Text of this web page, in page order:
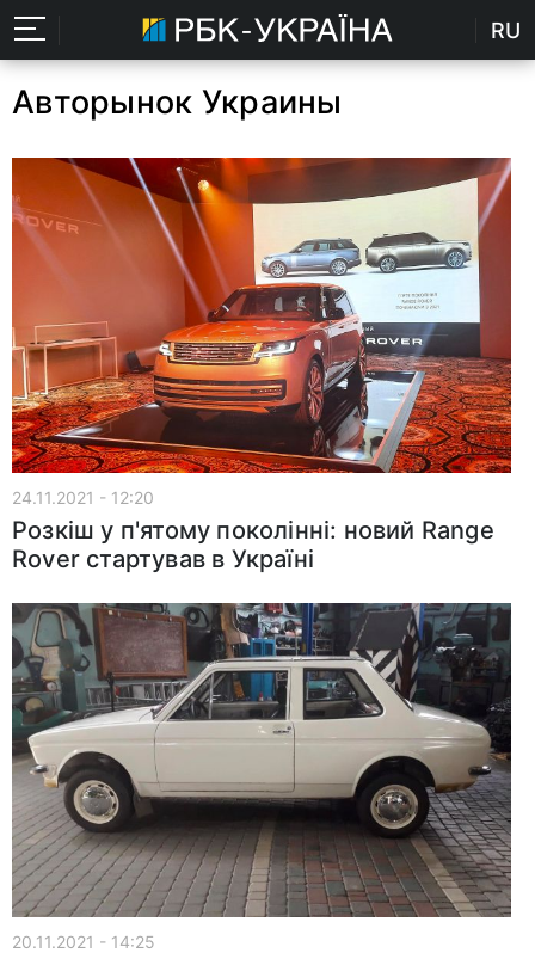
RU
Авторынок Украины
24.11.2021 - 12:20
Розкіш у п'ятому поколінні: новий Range
Rover стартував в Україні
20.11.2021 - 14:25